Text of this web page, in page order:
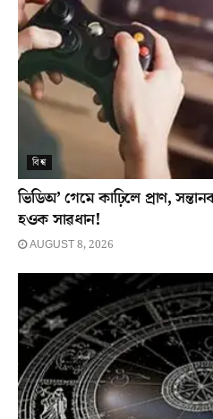
বিশ্ব
ভিডিঅ’ গেমে কাঢ়িলে প্ৰাণ,
হওক সাৱধান!
AUGUST 8, 2026